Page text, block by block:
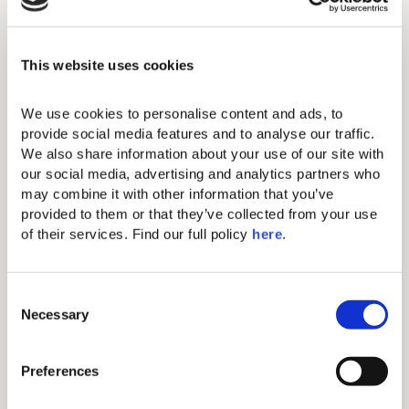
This website uses cookies
We use cookies to personalise content and ads, to
provide social media features and to analyse our traffic.
We also share information about your use of our site with
our social media, advertising and analytics partners who
may combine it with other information that you’ve
provided to them or that they’ve collected from your use
of their services. Find our full policy here.
Necessary
Preferences
Conditions générales de vente
de chambre, aux mêmes dates, aux mêmes
conditions de réservation (plan de repas, tarifs
remboursables, etc.) et à la même devise.
Cette offre ne s’applique pas aux tarifs proposés
par des sites douteux, aux ventes flash, aux tarifs
des programmes fidélité ou aux forfaits vacances.
heures qui suivent la réservation, si votre
réservation a déjà été effectuée ou, au plus tard, 24